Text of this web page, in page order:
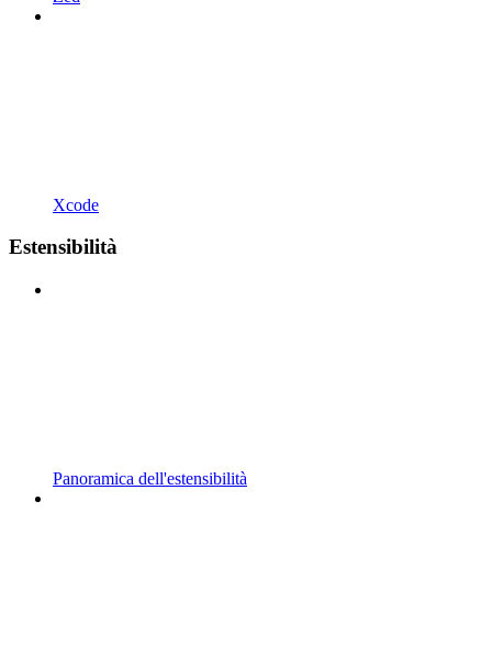
Xcode
Estensibilità
Panoramica dell'estensibilità